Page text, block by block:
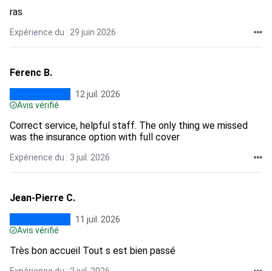
ras
Expérience du : 29 juin 2026
Ferenc B.
12 juil. 2026
Avis vérifié
Correct service, helpful staff. The only thing we missed
was the insurance option with full cover
Expérience du : 3 juil. 2026
Jean-Pierre C.
11 juil. 2026
Avis vérifié
Très bon accueil Tout s est bien passé